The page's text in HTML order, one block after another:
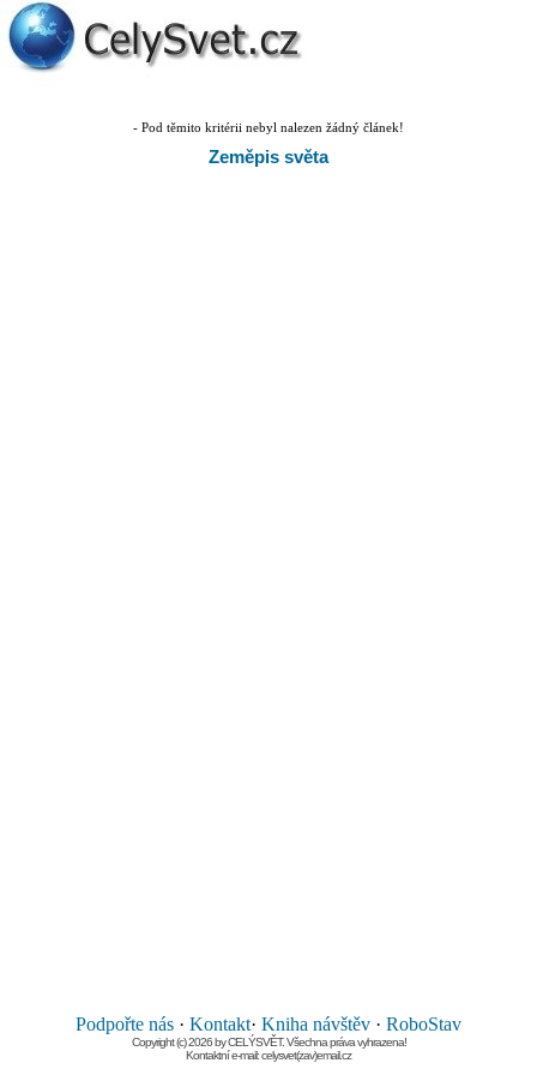
- Pod těmito kritérii nebyl nalezen žádný článek!
Zeměpis světa
Podpořte nás · Kontakt· Kniha návštěv · RoboStav
Copyright (c) 2026 by CELÝSVĚT. Všechna práva vyhrazena!
Kontaktní e-mail: celysvet(zav)email.cz